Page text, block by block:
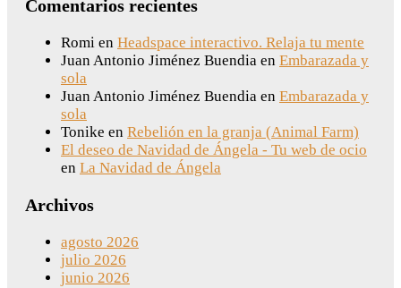
Comentarios recientes
Romi en Headspace interactivo. Relaja tu mente
Juan Antonio Jiménez Buendia en Embarazada y
sola
Juan Antonio Jiménez Buendia en Embarazada y
sola
Tonike en Rebelión en la granja (Animal Farm)
El deseo de Navidad de Ángela - Tu web de ocio
en La Navidad de Ángela
Archivos
agosto 2026
julio 2026
junio 2026